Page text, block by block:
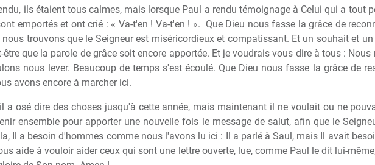
ils étaient tous calmes, mais lorsque Paul a rendu témoignage à Celui qui a tout
emportés et ont crié : « Va-t'en ! Va-t'en ! ». Que Dieu nous fasse la grâce de
trouvons que le Seigneur est miséricordieux et compatissant. Et un souhait et
que la parole de grâce soit encore apportée. Et je voudrais vous dire à tous : Nous
nous lever. Beaucoup de temps s'est écoulé. Que Dieu nous fasse la grâce de
avons encore à marcher ici.
a osé dire des choses jusqu'à cette année, mais maintenant il ne voulait ou ne
ensemble pour apporter une nouvelle fois le message de salut, afin que le
Il a besoin d'hommes comme nous l'avons lu ici : Il a parlé à Saul, mais Il avait
aide à vouloir aider ceux qui sont une lettre ouverte, lue, comme Paul le dit lui-